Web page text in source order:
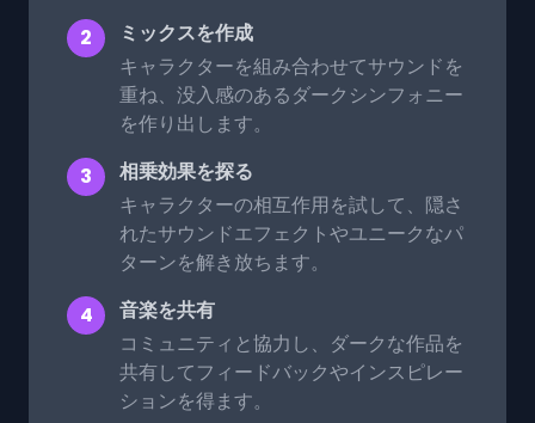
2
ミックスを作成
キャラクターを組み合わせてサウンドを
重ね、没入感のあるダークシンフォニー
を作り出します。
3
相乗効果を探る
キャラクターの相互作用を試して、隠さ
れたサウンドエフェクトやユニークなパ
ターンを解き放ちます。
4
音楽を共有
コミュニティと協力し、ダークな作品を
共有してフィードバックやインスピレー
ションを得ます。